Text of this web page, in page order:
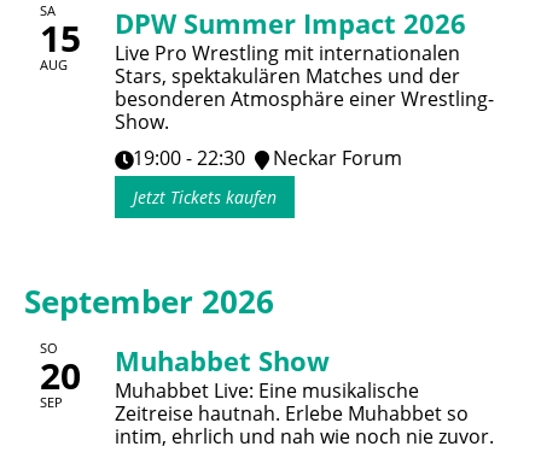
SA
15
AUG
DPW Summer Impact 2026
Live Pro Wrestling mit internationalen
Stars, spektakulären Matches und der
besonderen Atmosphäre einer Wrestling-
Show.
19:00 - 22:30
Neckar Forum
Jetzt Tickets kaufen
September 2026
SO
20
SEP
Muhabbet Show
Muhabbet Live: Eine musikalische
Zeitreise hautnah. Erlebe Muhabbet so
intim, ehrlich und nah wie noch nie zuvor.